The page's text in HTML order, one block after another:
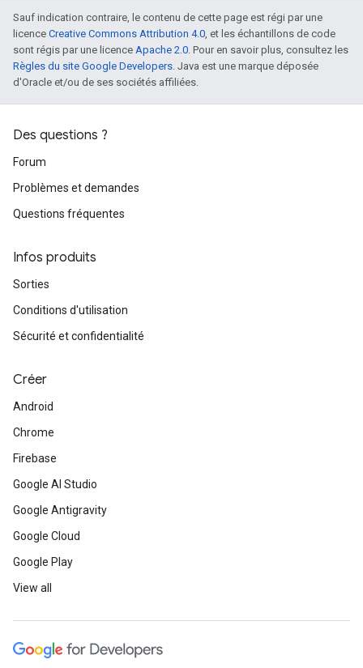
Sauf indication contraire, le contenu de cette page est régi par une
licence Creative Commons Attribution 4.0, et les échantillons de code
sont régis par une licence Apache 2.0. Pour en savoir plus, consultez les
Règles du site Google Developers. Java est une marque déposée
d'Oracle et/ou de ses sociétés affiliées.
Des questions ?
Forum
Problèmes et demandes
Questions fréquentes
Infos produits
Sorties
Conditions d'utilisation
Sécurité et confidentialité
Créer
Android
Chrome
Firebase
Google AI Studio
Google Antigravity
Google Cloud
Google Play
View all